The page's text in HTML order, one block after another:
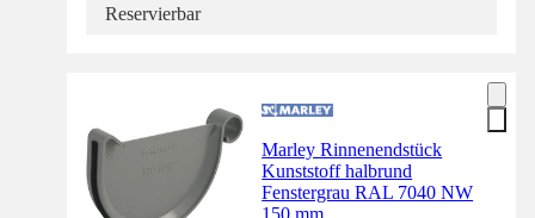
Reservierbar
Marley Rinnenendstück
Kunststoff halbrund
Fenstergrau RAL 7040 NW
150 mm